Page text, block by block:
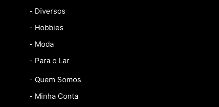
- Diversos
- Hobbies
- Moda
- Para o Lar
- Quem Somos
- Minha Conta